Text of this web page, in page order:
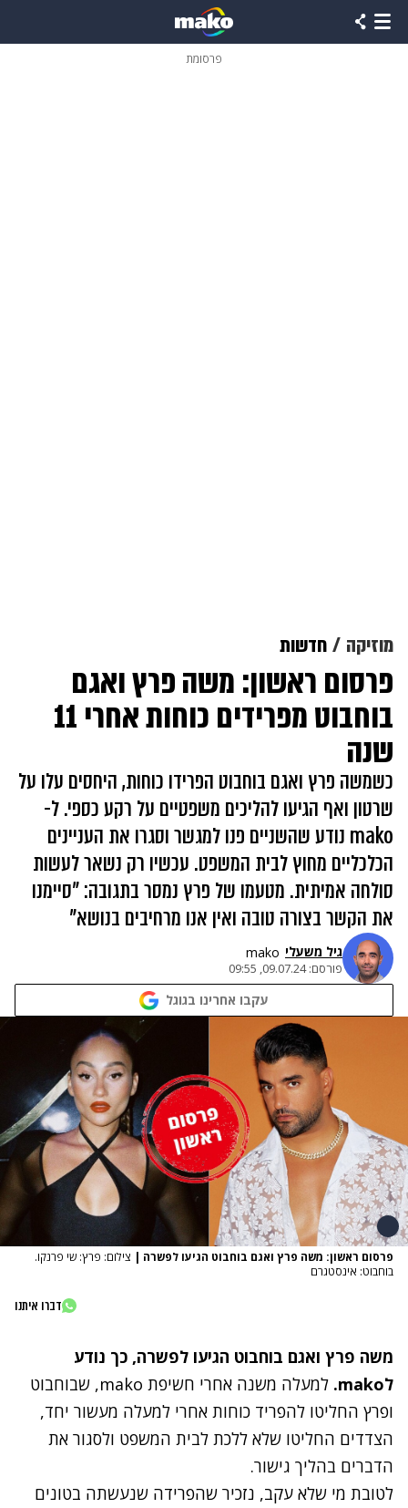
פרסומת
מוזיקה חדשות
פרסום ראשון: משה פרץ ואגם
בוחבוט מפרידים כוחות אחרי 11
שנה
כשמשה פרץ ואגם בוחבוט הפרידו כוחות, היחסים עלו על
שרטון ואף הגיעו להליכים משפטיים על רקע כספי. ל-
mako נודע שהשניים פנו למגשר וסגרו את העניינים
הכלכליים מחוץ לבית המשפט. עכשיו רק נשאר לעשות
סולחה אמיתית. מטעמו של פרץ נמסר בתגובה: "סיימנו
את הקשר בצורה טובה ואין אנו מרחיבים בנושא"
גיל משעלי mako
פורסם:09.07.24, 09:55
עקבו אחרינו בגוגל
פרסום ראשון: משה פרץ ואגם בוחבוט הגיעו לפשרה | צילום: פרץ: שי פרנקו.
בוחבוט: אינסטגרם
דברו איתנו
משה פרץ ואגם בוחבוט הגיעו לפשרה, כך נודע
לmako.
למעלה משנה אחרי חשיפת mako
, שבוחבוט
ופרץ החליטו להפריד כוחות אחרי למעלה מעשור יחד,
הצדדים החליטו שלא ללכת לבית המשפט ולסגור את
הדברים בהליך גישור.
לטובת מי שלא עקב, נזכיר שהפרידה שנעשתה בטונים